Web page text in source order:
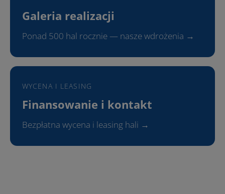
Galeria realizacji
Ponad 500 hal rocznie — nasze wdrożenia →
WYCENA I LEASING
Finansowanie i kontakt
Bezpłatna wycena i leasing hali →